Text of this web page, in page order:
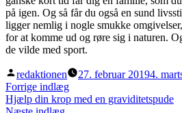
på igen. Og så får du også en sund
ligger nemlig i nogle smukke
for at komme ud og røre sig i naturen.
de vilde med sport.
Posted
by
redaktionen 27. februar 20194.
Indlægsnavigation
Forrige indlægPrevious
post:
Hjælp din krop med en graviditetspude
Next